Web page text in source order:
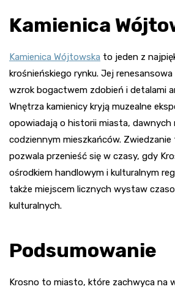
Kamienica
Kamienica Wójtowska to jeden z
krośnieńskiego rynku. Jej
wzrok bogactwem zdobień i detalami
Wnętrza kamienicy kryją muzealne
opowiadają o historii miasta, dawnych
codziennym mieszkańców.
pozwala przenieść się w czasy, gdy
ośrodkiem handlowym i kulturalnym
także miejscem licznych wystaw
kulturalnych.
Podsumowanie
Krosno to miasto, które zachwyca na